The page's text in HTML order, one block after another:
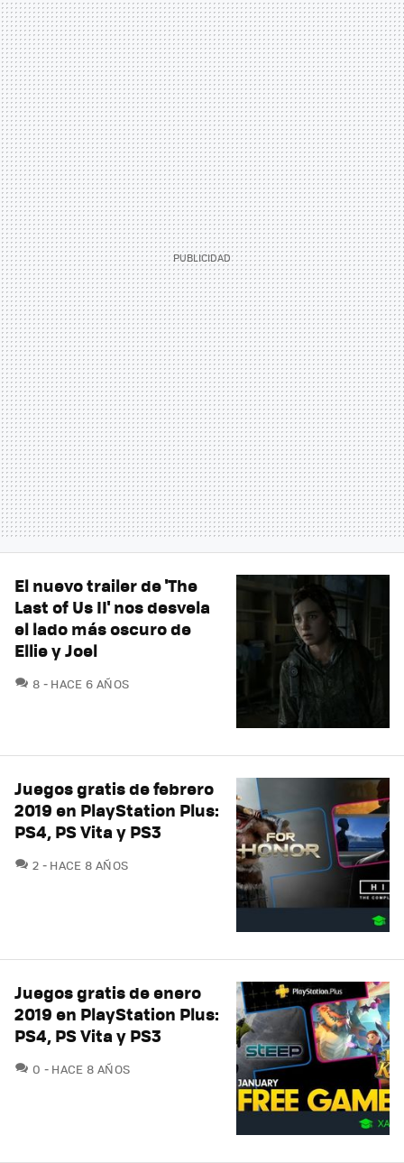
El nuevo trailer de 'The
Last of Us II' nos desvela
el lado más oscuro de
Ellie y Joel
8 COMENTARIOS
HACE 6 AÑOS
Juegos gratis de febrero
2019 en PlayStation Plus:
PS4, PS Vita y PS3
2 COMENTARIOS
HACE 8 AÑOS
Juegos gratis de enero
2019 en PlayStation Plus:
PS4, PS Vita y PS3
0 COMENTARIOS
HACE 8 AÑOS